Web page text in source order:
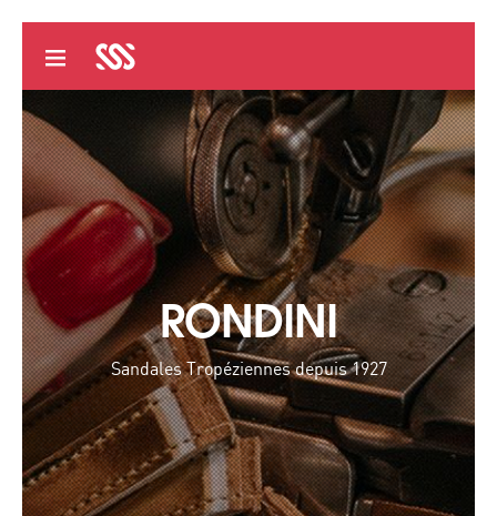
RONDINI
Sandales Tropéziennes depuis 1927